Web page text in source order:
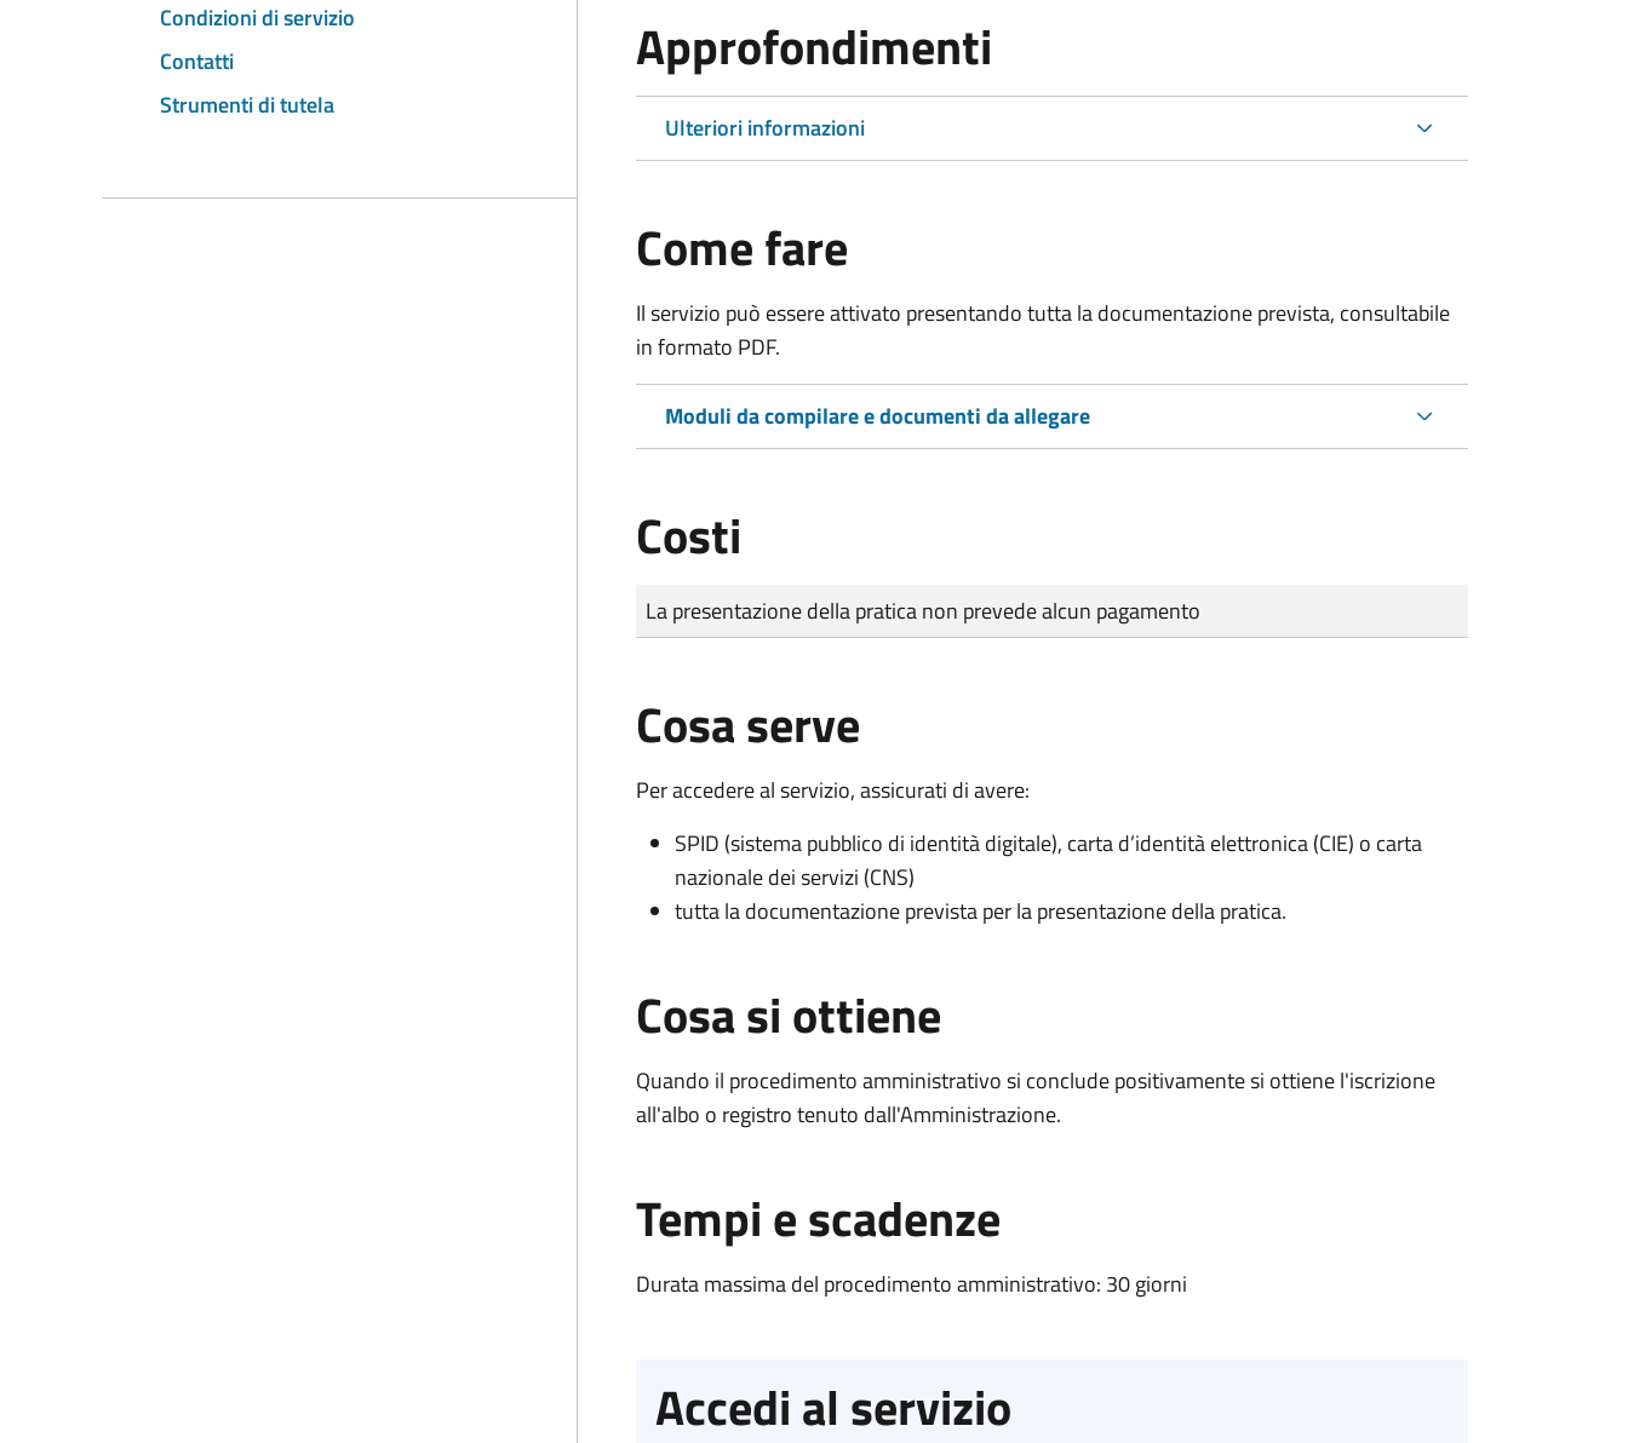
Condizioni di servizio
Contatti
Strumenti di tutela
Approfondimenti
Ulteriori informazioni
Come fare
Il servizio può essere attivato presentando tutta la documentazione prevista, consultabile
in formato PDF.
Moduli da compilare e documenti da allegare
Costi
Tipo di pagamento
Importo
La presentazione della pratica non prevede alcun pagamento
Cosa serve
Per accedere al servizio, assicurati di avere:
SPID (sistema pubblico di identità digitale), carta d’identità elettronica (CIE) o carta
nazionale dei servizi (CNS)
tutta la documentazione prevista per la presentazione della pratica.
Cosa si ottiene
Quando il procedimento amministrativo si conclude positivamente si ottiene l'iscrizione
all'albo o registro tenuto dall'Amministrazione.
Tempi e scadenze
Durata massima del procedimento amministrativo: 30 giorni
Accedi al servizio